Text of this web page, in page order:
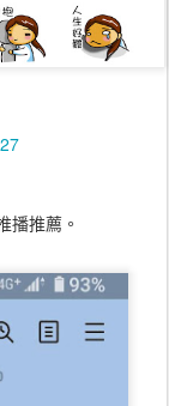
播推薦。